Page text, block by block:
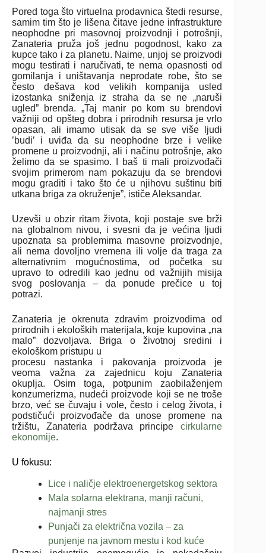
Pored toga što virtuelna prodavnica štedi resurse,
samim tim što je lišena čitave jedne infrastrukture
neophodne pri masovnoj proizvodnji i potrošnji,
Zanateria pruža još jednu pogodnost, kako za
kupce tako i za planetu. Naime, unjoj se proizvodi
mogu testirati i naručivati, te nema opasnosti od
gomilanja i uništavanja neprodate robe, što se
često dešava kod velikih kompanija usled
izostanka sniženja iz straha da se ne „naruši
ugled” brenda. „Taj manir po kom su brendovi
važniji od opšteg dobra i prirodnih resursa je vrlo
opasan, ali imamo utisak da se sve više ljudi
’budi’ i uviđa da su neophodne brze i velike
promene u proizvodnji, ali i načinu potrošnje, ako
želimo da se spasimo. I baš ti mali proizvođači
svojim primerom nam pokazuju da se brendovi
mogu graditi i tako što će u njihovu suštinu biti
utkana briga za okruženje”, ističe Aleksandar.
Uzevši u obzir ritam života, koji postaje sve brži
na globalnom nivou, i svesni da je većina ljudi
upoznata sa problemima masovne proizvodnje,
ali nema dovoljno vremena ili volje da traga za
alternativnim mogućnostima, od početka su
upravo to odredili kao jednu od važnijih misija
svog poslovanja – da ponude prečice u toj
potrazi.
Zanateria je okrenuta zdravim proizvodima od
prirodnih i ekoloških materijala, koje kupovina „na
malo” dozvoljava. Briga o životnoj sredini i
ekološkom pristupu u
procesu nastanka i pakovanja proizvoda je
veoma važna za zajednicu koju Zanateria
okuplja. Osim toga, potpunim zaobilaženjem
konzumerizma, nudeći proizvode koji se ne troše
brzo, već se čuvaju i vole, često i celog života, i
podstičući proizvođače da unose promene na
tržištu, Zanateria podržava principecirkularne
ekonomije.
U fokusu:
Lice i naličje elektroenergetskog sektora
Mala solarna elektrana, manji računi,
najmanji stres
Punjači za električna vozila – za
punjenje na javnom mestu i kod kuće